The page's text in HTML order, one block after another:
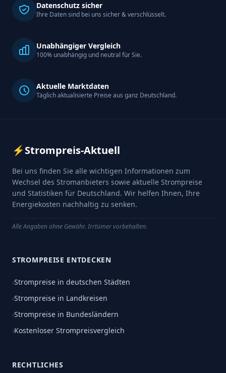
Datenschutz sicher
Ihre Daten sind bei uns sicher & verschlüsselt.
Unabhängiger Vergleich
100% unabhängig und neutral für Sie.
Aktuelle Marktdaten
Täglich aktualisierte Preise aus ganz Deutschland.
⚡Strompreis-Aktuell
Bei uns finden Sie alle wichtigen Informationen zum
Wechsel des Stromanbieters sowie aktuelle Strompreise
und Statistiken für Deutschland. Wir helfen Ihnen, Ihre
Energiekosten nachhaltig zu senken.
Alle Angaben ohne Gewähr. Irrtümer vorbehalten.
STROMPREISE ENTDECKEN
›Strompreise in deutschen Städten
›Strompreise in Landkreisen
›Strompreise in Bundesländern
›Kostenloser Strompreisvergleich
RECHTLICHES